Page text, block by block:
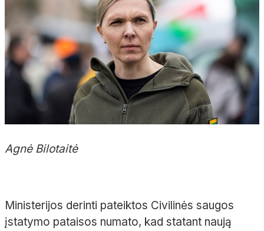
Agnė Bilotaitė
Ministerijos derinti pateiktos Civilinės saugos
įstatymo pataisos numato, kad statant naują